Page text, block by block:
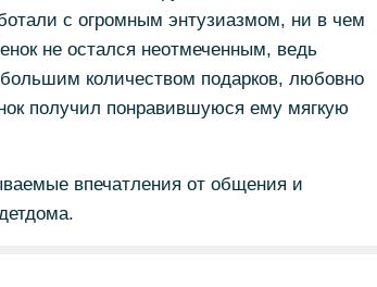
с огромным энтузиазмом, ни в чем
не остался неотмеченным, ведь
количеством подарков, любовно
получил понравившуюся ему мягкую
впечатления от общения и